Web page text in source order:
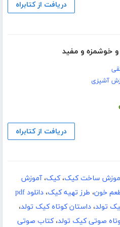
دریافت از کتابراه
خوشمزه و مفید
آشپزی
دریافت از کتابراه
ساخت کیک،کیک،آموزش
خون، طرز تهیه کیک،
دانلود pdf
تولد، داستان کوتاه کیک تولد،
صوتی کیک تولد،کتاب صوتی